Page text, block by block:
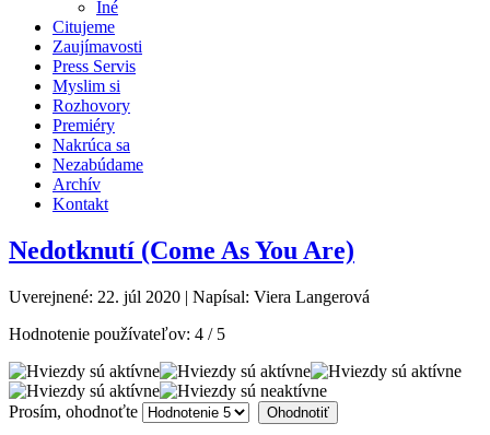
Iné
Citujeme
Zaujímavosti
Press Servis
Myslim si
Rozhovory
Premiéry
Nakrúca sa
Nezabúdame
Archív
Kontakt
Nedotknutí (Come As You Are)
Uverejnené: 22. júl 2020 | Napísal: Viera Langerová
Hodnotenie používateľov: 4 / 5
Prosím, ohodnoťte